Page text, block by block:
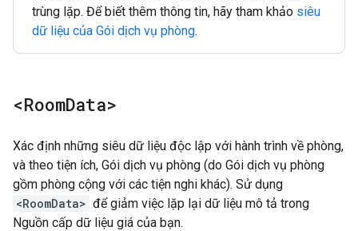
trùng lặp. Để biết thêm thông tin, hãy tham khảo siêu
dữ liệu của Gói dịch vụ phòng.
<RoomData>
Xác định những siêu dữ liệu độc lập với hành trình về phòng,
và theo tiện ích, Gói dịch vụ phòng (do Gói dịch vụ phòng
gồm phòng cộng với các tiện nghi khác). Sử dụng
<RoomData> để giảm việc lặp lại dữ liệu mô tả trong
Nguồn cấp dữ liệu giá của bạn.